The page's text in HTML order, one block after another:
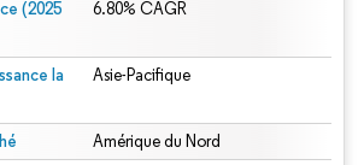
(2025
6.80% CAGR
la
Asie-Pacifique
Amérique du Nord